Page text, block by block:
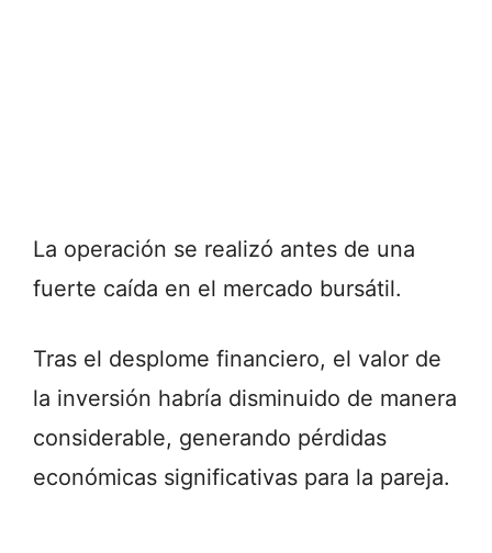
La operación se realizó antes de una
fuerte caída en el mercado bursátil.
Tras el desplome financiero, el valor de
la inversión habría disminuido de manera
considerable, generando pérdidas
económicas significativas para la pareja.